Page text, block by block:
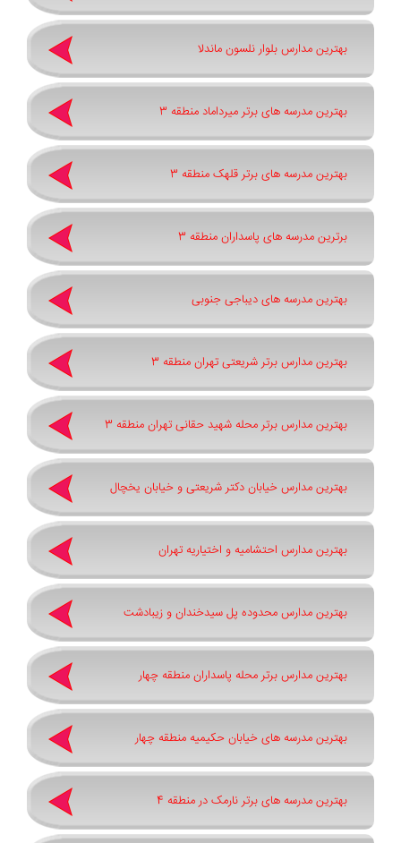
بهترین مدارس بلوار نلسون ماندلا
بهترین مدرسه های برتر میرداماد منطقه 3
بهترین مدرسه های برتر قلهک منطقه 3
برترین مدرسه های پاسداران منطقه 3
بهترین مدرسه های دیباجی جنوبی
بهترین مدارس برتر شریعتی تهران منطقه 3
بهترین مدارس برتر محله شهید حقانی تهران منطقه 3
بهترین مدارس خیابان دکتر شریعتی و خیابان یخچال
بهترین مدارس احتشامیه و اختیاریه تهران
بهترین مدارس محدوده پل سیدخندان و زیبادشت
بهترین مدارس برتر محله پاسداران منطقه چهار
بهترین مدرسه های خیابان حکیمیه منطقه چهار
بهترین مدرسه های برتر نارمک در منطقه 4